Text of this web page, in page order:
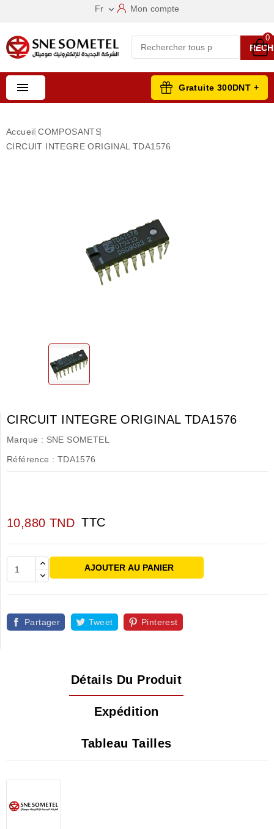
Fr  Mon compte
0
 Gratuite 300DNT +
Accueil COMPOSANTS
CIRCUIT INTEGRE ORIGINAL TDA1576
CIRCUIT INTEGRE ORIGINAL TDA1576
Marque : SNE SOMETEL
Référence : TDA1576
10,880 TND TTC
AJOUTER AU PANIER
Partager Tweet Pinterest
Détails Du Produit
Expédition
Tableau Tailles